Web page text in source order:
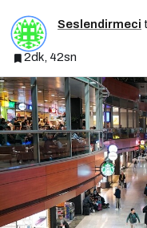
Seslendirmeci
2dk, 42sn